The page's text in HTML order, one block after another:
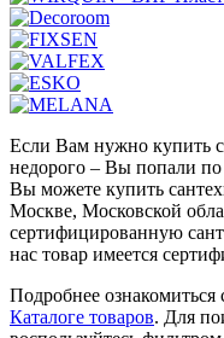
Если Вам нужно купить
недорого – Вы попали
Вы можете купить
Москве, Московской
сертифицированную
нас товар имеется
Подробнее
Каталоге товаров. Для